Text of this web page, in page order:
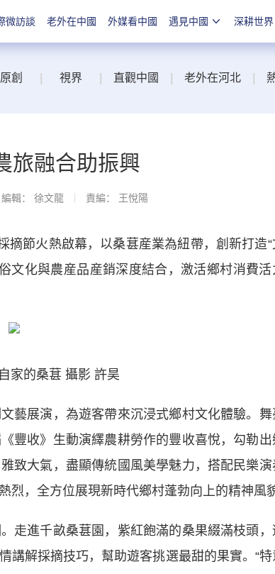
微訪談 老外在中國 外媒看中國 遇見中國 深耕世界
原創 視界 直觀中國 老外在河北
旅融合助振興
編輯： 徐文龍 責編： 王悅陽
節火熱啟幕，以桑葚産業為紐帶，創新打造“
化與農産品産銷深度結合，激活鄉村消費活
家的桑葚 攝影 許昊
展演，為遊客帶來沉浸式鄉村文化體驗。舞
豐收》生動演繹農耕勞作的豐收喜悅，勾勒出
致大氣，盡顯傳統國風美學魅力，搭配民樂演
，全方位展現新時代鄉村蓬勃向上的精神風貌
進千畝桑葚園，紫紅飽滿的桑果綴滿枝頭，
講解採摘技巧，幫助遊客挑選最甜的果實。“特